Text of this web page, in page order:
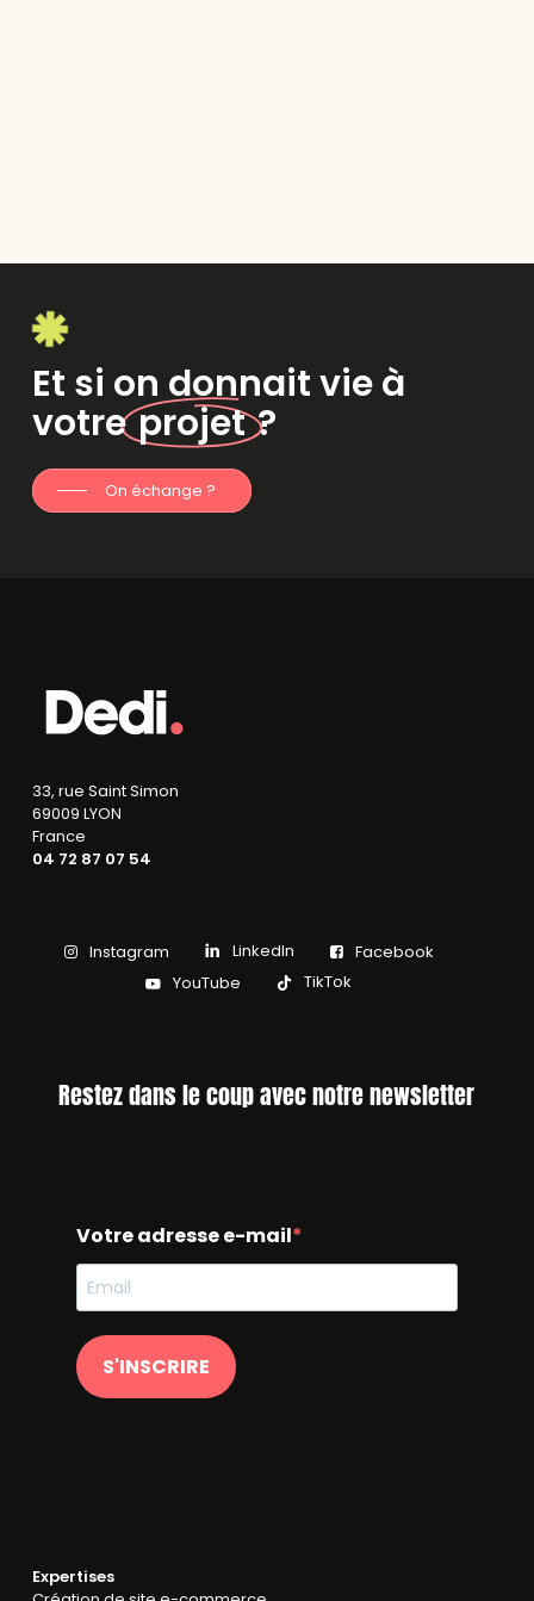
Et si on donnait vie à
votreprojet?
On échange ?
33, rue Saint Simon
69009 LYON
France
04 72 87 07 54
Instagram LinkedIn
Facebook
YouTube
TikTok
Restez dans le coup avec notre newsletter
Votre adresse e-mail
S'INSCRIRE
Expertises